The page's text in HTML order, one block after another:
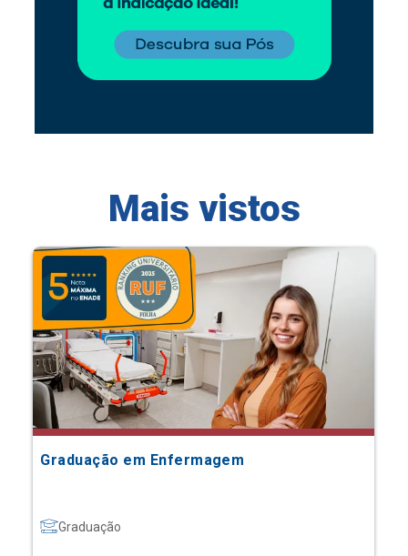
Mais vistos
Graduação em Enfermagem
Graduação